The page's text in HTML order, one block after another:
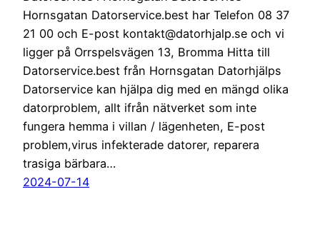
Hornsgatan Datorservice.best har Telefon 08 37
21 00 och E-post kontakt@datorhjalp.se och vi
ligger på Orrspelsvägen 13, Bromma Hitta till
Datorservice.best från Hornsgatan Datorhjälps
Datorservice kan hjälpa dig med en mängd olika
datorproblem, allt ifrån nätverket som inte
fungera hemma i villan / lägenheten, E-post
problem,virus infekterade datorer, reparera
trasiga bärbara…
2024-07-14